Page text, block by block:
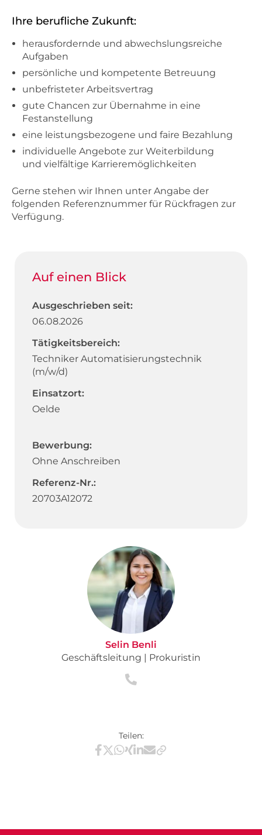
Ihre berufliche Zukunft:
herausfordernde und abwechslungsreiche
Aufgaben
persönliche und kompetente Betreuung
unbefristeter Arbeitsvertrag
gute Chancen zur Übernahme in eine
Festanstellung
eine leistungsbezogene und faire Bezahlung
individuelle Angebote zur Weiterbildung
und vielfältige Karrieremöglichkeiten
Gerne stehen wir Ihnen unter Angabe der
folgenden Referenznummer für Rückfragen zur
Verfügung.
Auf einen Blick
Ausgeschrieben seit:
06.08.2026
Tätigkeitsbereich:
Techniker Automatisierungstechnik
(m/w/d)
Einsatzort:
Oelde
Bewerbung:
Ohne Anschreiben
Referenz-Nr.:
20703A12072
Selin Benli
Geschäftsleitung | Prokuristin
Teilen:
Teilen via Facebook
Teilen via X / Twitter
Teilen via WhatsApp
Teilen via Xing
Teilen via LinkedIn
Teilen via E-Mail